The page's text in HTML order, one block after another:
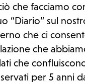
che facciamo
“Diario” sul
che ci
che
che
per 5 anni